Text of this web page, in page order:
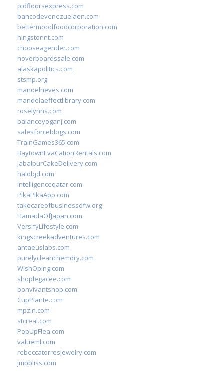
pidfloorsexpress.com
bancodevenezuelaen.com
bettermoodfoodcorporation.com
hingstonnt.com
chooseagender.com
hoverboardssale.com
alaskapolitics.com
stsmp.org
manoelneves.com
mandelaeffectlibrary.com
roselynns.com
balanceyoganj.com
salesforceblogs.com
TrainGames365.com
BaytownEvaCationRentals.com
JabalpurCakeDelivery.com
halobjd.com
intelligenceqatar.com
PikaPikaApp.com
takecareofbusinessdfw.org
HamadaOfJapan.com
VersifyLifestyle.com
kingscreekadventures.com
antaeuslabs.com
purelycleanchemdry.com
WishOping.com
shoplegacee.com
bonvivantshop.com
CupPlante.com
mpzin.com
stcreal.com
PopUpFlea.com
valueml.com
rebeccatorresjewelry.com
jmpbliss.com